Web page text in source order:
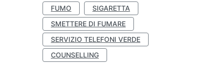
FUMO
SIGARETTA
SMETTERE DI FUMARE
SERVIZIO TELEFONI VERDE
COUNSELLING